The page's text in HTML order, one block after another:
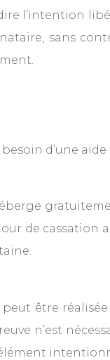
l’intention
sans
d’une aide
de cassation
être
n’est